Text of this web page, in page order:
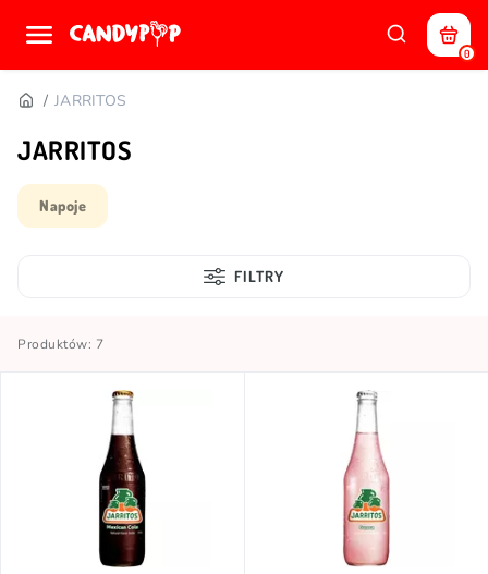
0
JARRITOS
JARRITOS
Napoje
FILTRY
Produktów: 7